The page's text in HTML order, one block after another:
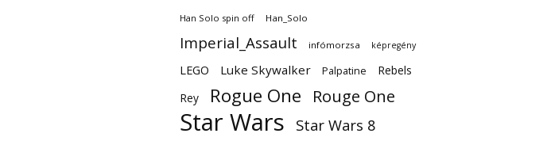
Han Solo spin off Han_Solo
Imperial_Assault infómorzsa képregény
LEGO Luke Skywalker Palpatine
Rebels
Rey
Rogue One Rouge One
Star Wars Star Wars 8